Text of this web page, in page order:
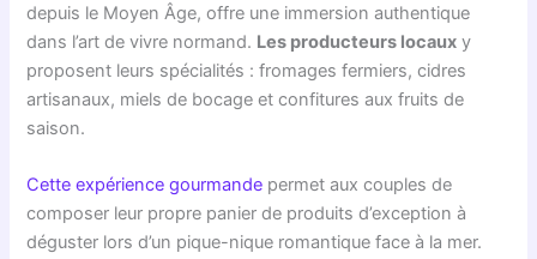
depuis le Moyen Âge, offre une immersion authentique
dans l’art de vivre normand. Les producteurs locaux y
proposent leurs spécialités : fromages fermiers, cidres
artisanaux, miels de bocage et confitures aux fruits de
saison.
Cette expérience gourmande permet aux couples de
composer leur propre panier de produits d’exception à
déguster lors d’un pique-nique romantique face à la mer.